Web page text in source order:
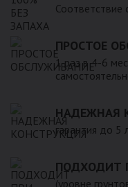
ПРОСТОЕ
1 раз в 4-6
НАДЕЖНАЯ
гарантия до 5
ПОДХОДИТ
(уровне